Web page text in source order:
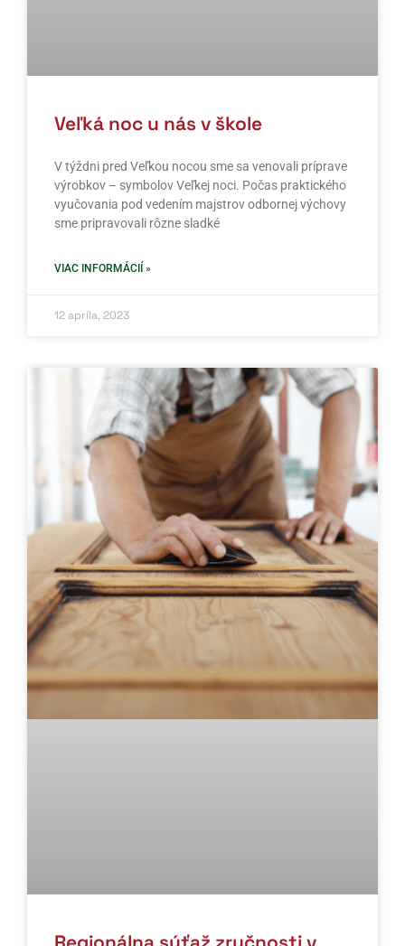
Veľká noc u nás v škole
V týždni pred Veľkou nocou sme sa venovali príprave
výrobkov – symbolov Veľkej noci. Počas praktického
vyučovania pod vedením majstrov odbornej výchovy
sme pripravovali rôzne sladké
VIAC INFORMÁCIÍ »
12 apríla, 2023